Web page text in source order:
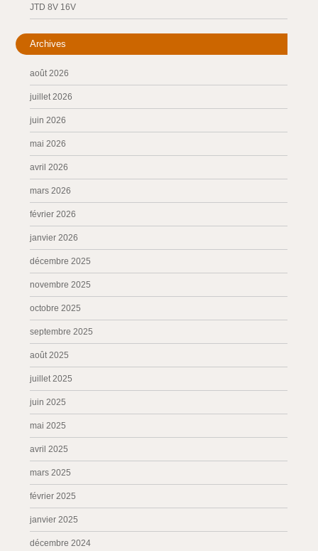
JTD 8V 16V
Archives
août 2026
juillet 2026
juin 2026
mai 2026
avril 2026
mars 2026
février 2026
janvier 2026
décembre 2025
novembre 2025
octobre 2025
septembre 2025
août 2025
juillet 2025
juin 2025
mai 2025
avril 2025
mars 2025
février 2025
janvier 2025
décembre 2024